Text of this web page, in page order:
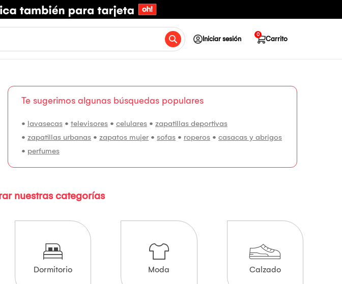
Iniciar sesión Carrito
0
Te sugerimos algunas búsquedas populares
• lavasecas • televisores • celulares • zapatillas deportivas
• zapatillas urbanas • zapatos mujer • sofas • roperos • casacas y abrigos
• perfumes
nuestras categorías
Dormitorio Moda Calzado